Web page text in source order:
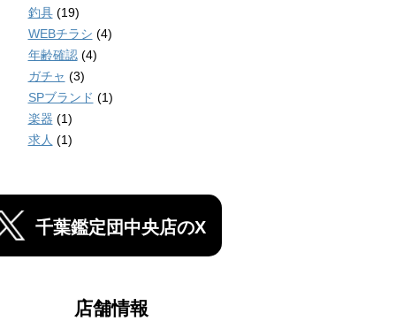
釣具(19)
WEBチラシ (4)
年齢確認(4)
ガチャ (3)
SPブランド (1)
楽器 (1)
求人 (1)
千葉鑑定団中央店のX
店舗情報